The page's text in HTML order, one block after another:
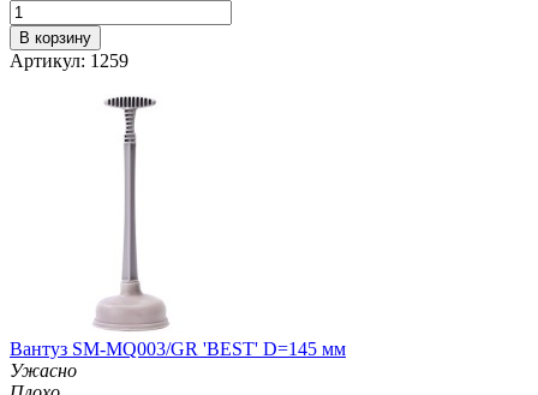
В корзину
Артикул: 1259
Вантуз SM-MQ003/GR 'BEST' D=145 мм
Ужасно